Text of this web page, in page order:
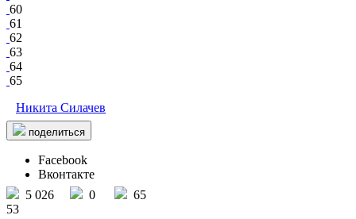
60
61
62
63
64
65
Никита Силачев
поделиться
Facebook
Вконтакте
5 026
0
65
53